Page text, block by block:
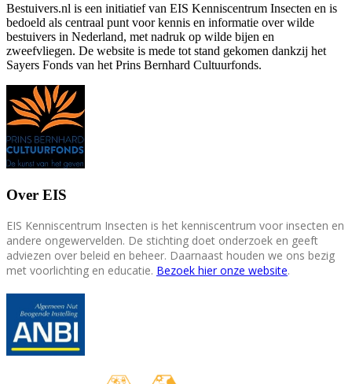
Bestuivers.nl is een initiatief van EIS Kenniscentrum Insecten en is
bedoeld als centraal punt voor kennis en informatie over wilde
bestuivers in Nederland, met nadruk op wilde bijen en
zweefvliegen. De website is mede tot stand gekomen dankzij het
Sayers Fonds van het Prins Bernhard Cultuurfonds.
Over EIS
EIS Kenniscentrum Insecten is het kenniscentrum voor insecten en
andere ongewervelden. De stichting doet onderzoek en geeft
adviezen over beleid en beheer. Daarnaast houden we ons bezig
met voorlichting en educatie. Bezoek hier onze website.